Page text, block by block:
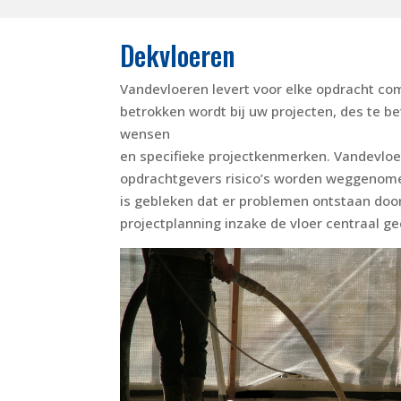
Dekvloeren
Vandevloeren levert voor elke opdracht
betrokken wordt bij uw projecten, des te
wensen
en specifieke projectkenmerken.
opdrachtgevers risico’s worden
is gebleken dat er problemen ontstaan
projectplanning inzake de vloer centraal